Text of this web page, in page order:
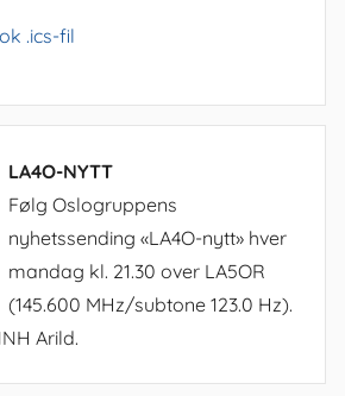
.ics-fil
LA4O-NYTT
Følg Oslogruppens
nyhetssending «LA4O-nytt» hver
mandag kl. 21.30 over LA5OR
(145.600 MHz/subtone 123.0 Hz).
Arild.